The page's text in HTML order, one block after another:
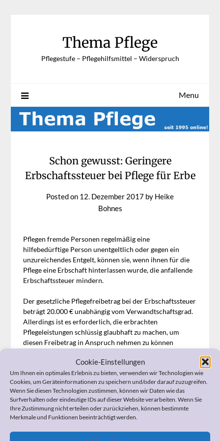
Cookie-Einstellungen
Um Ihnen ein optimales Erlebnis zu bieten, verwenden wir Technologien wie
Cookies, um Geräteinformationen zu speichern und/oder darauf zuzugreifen.
Wenn Sie diesen Technologien zustimmen, können wir Daten wie das
Surfverhalten oder eindeutige IDs auf dieser Website verarbeiten. Wenn Sie
Ihre Zustimmung nicht erteilen oder zurückziehen, können bestimmte
Merkmale und Funktionen beeinträchtigt werden.
Thema Pflege
Pflegestufe – Pflegehilfsmittel – Widerspruch
Menu
Schon gewusst: Geringere
Erbschaftssteuer bei Pflege für Erbe
Posted on 12. Dezember 2017 by Heike
Bohnes
Pflegen fremde Personen regelmäßig eine
hilfebedürftige Person unentgeltlich oder gegen ein
unzureichendes Entgelt, können sie, wenn ihnen für die
Pflege eine Erbschaft hinterlassen wurde, die anfallende
Erbschaftssteuer mindern.
Der gesetzliche Pflegefreibetrag bei der Erbschaftssteuer
beträgt 20.000 € unabhängig vom Verwandtschaftsgrad.
Allerdings ist es erforderlich, die erbrachten
Pflegeleistungen schlüssig glaubhaft zu machen, um
diesen Freibetrag in Anspruch nehmen zu können
Der Erbschaftssteuerfreibetrag wegen Pflege kann
zusätzlich zu den unterschiedlichen Freibeträgen bei der
Erbschaftsteuer- und dem Schenkungsgesetz
beansprucht werden.
Nicht verwandte Personen haben bspw. einen